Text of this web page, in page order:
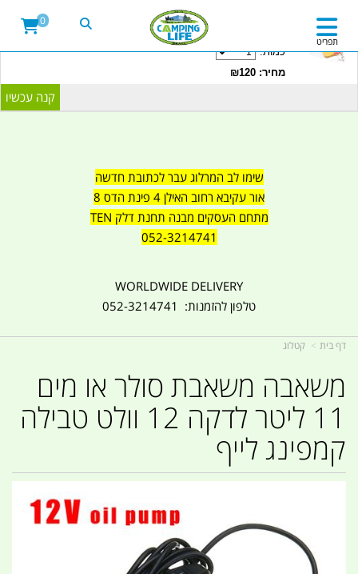
20LITRE WATER CONTAINER WITH TAP
CAMPINGLIFE ISRAEL קמפינג לייף
כמות:
מחיר: ₪120
שימו לב המרלוג עבר לכתובת חדשה
אור עקיבא רחוב האילן 4 פינת הדס 8
מתחם העסקים מבנה תחנת דלק TEN
052-3214741
WORLDWIDE DELIVERY
טלפון להזמנות: 052-3214741
תפריט
0
דף בית קטלוג
משאבה משאבת סולר או מים
11 ליטר לדקה 12 וולט טבילה
קמפינג לייף